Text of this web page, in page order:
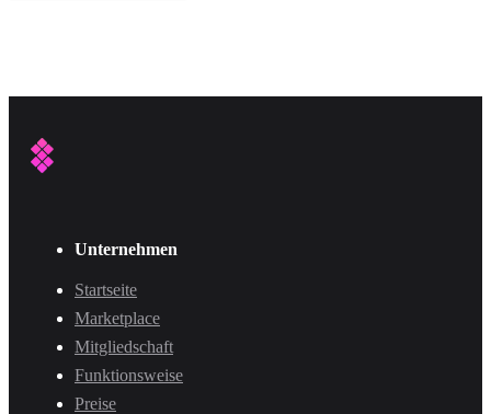
Unternehmen
Startseite
Marketplace
Mitgliedschaft
Funktionsweise
Preise